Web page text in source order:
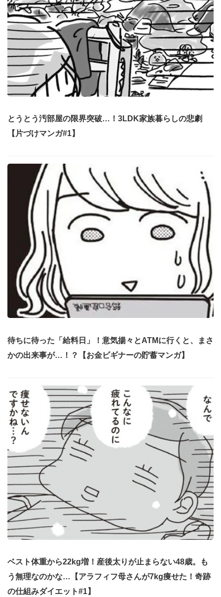
とうとう汚部屋の限界突破…！3LDK家族暮らしの悲劇
【片づけマンガ#1】
待ちに待った「給料日」！意気揚々とATMに行くと、まさ
かの出来事が…！？【お金ビギナーの貯蓄マンガ】
ベスト体重から22kg増！産後太りが止まらない48歳。も
う無理なのかな…【アラフィフ母さんが7kg痩せた！奇跡
の仕組みダイエット#1】